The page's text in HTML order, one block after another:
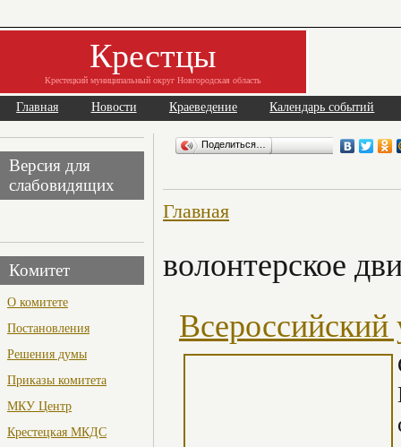
Крестцы
Крестецкий муниципальный округ Новгородская область
Главная Новости Краеведение Календарь событий
Версия для
слабовидящих
Комитет
О комитете
Постановления
Решения думы
Приказы комитета
МКУ Центр
Крестецкая МКДС
Поделиться…
Главная
волонтерское